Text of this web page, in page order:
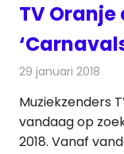
TV Oranje
29 januari 2018
Muziekzenders
vandaag op
2018. Vanaf